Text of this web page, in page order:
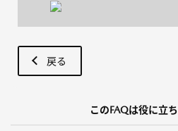
戻る
このFAQは役に立